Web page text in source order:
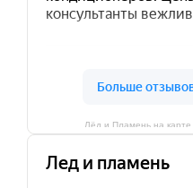
Лёд и Пламень на